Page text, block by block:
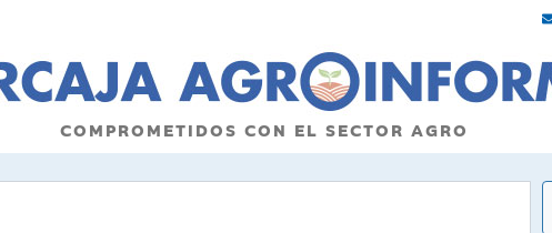
COMPROMETIDOS CON EL SECTOR AGRO